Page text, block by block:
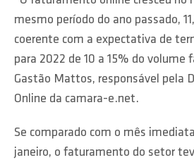
mesmo período do ano passado,
coerente com a expectativa de
para 2022 de 10 a 15% do volume
Gastão Mattos, responsável pela
Online da camara-e.net.
Se comparado com o mês
janeiro, o faturamento do setor